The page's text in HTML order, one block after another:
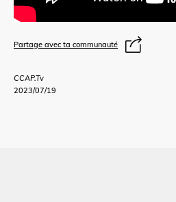
CCAP.Tv
2023/07/19
Partage avec ta communauté